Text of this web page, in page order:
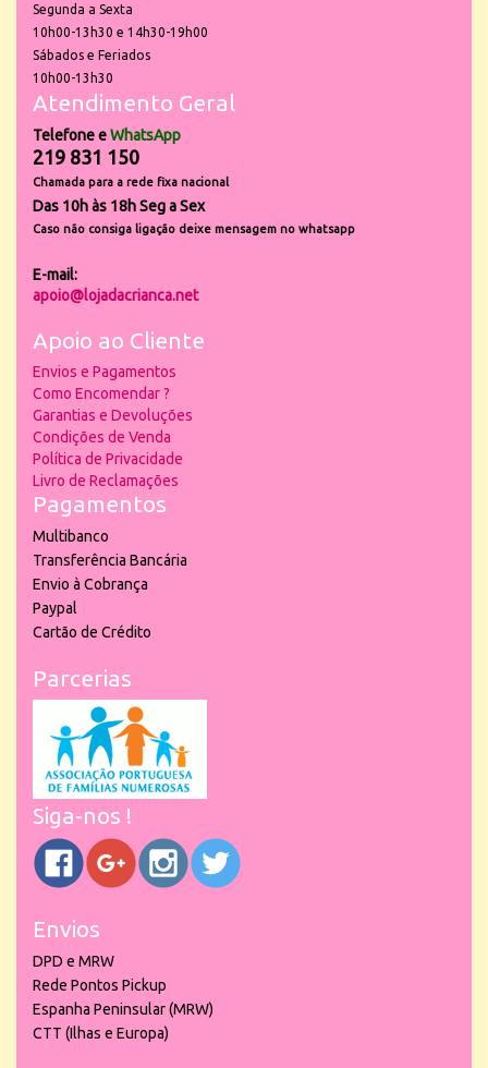
Segunda a Sexta
10h00-13h30 e 14h30-19h00
Sábados e Feriados
10h00-13h30
Atendimento Geral
Telefone eWhatsApp
219 831 150
Chamada para a rede fixa nacional
Das 10h às 18h Seg a Sex
Caso não consiga ligação deixe mensagem no whatsapp
E-mail:
apoio@lojadacrianca.net
Apoio ao Cliente
Envios e Pagamentos
Como Encomendar ?
Garantias e Devoluções
Condições de Venda
Política de Privacidade
Livro de Reclamações
Pagamentos
Multibanco
Transferência Bancária
Envio à Cobrança
Paypal
Cartão de Crédito
Parcerias
Siga-nos !
Envios
DPD e MRW
Rede Pontos Pickup
Espanha Peninsular (MRW)
CTT (Ilhas e Europa)